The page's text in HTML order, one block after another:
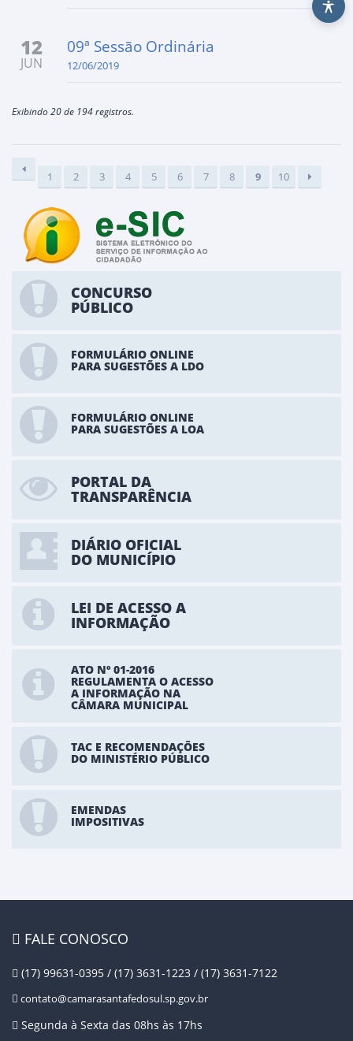
12
JUN
09ª Sessão Ordinária
12/06/2019
Exibindo 20 de 194 registros.
1 2 3 4 5 6 7 8 9 10
CONCURSO
PÚBLICO
FORMULÁRIO ONLINE
PARA SUGESTÕES A LDO
FORMULÁRIO ONLINE
PARA SUGESTÕES A LOA
PORTAL DA
TRANSPARÊNCIA
DIÁRIO OFICIAL
DO MUNICÍPIO
LEI DE ACESSO A
INFORMAÇÃO
ATO Nº 01-2016
REGULAMENTA O ACESSO
A INFORMAÇÃO NA
CÂMARA MUNICIPAL
TAC E RECOMENDAÇÕES
DO MINISTÉRIO PÚBLICO
EMENDAS
IMPOSITIVAS
FALE CONOSCO
(17) 99631-0395 / (17) 3631-1223 / (17) 3631-7122
contato@camarasantafedosul.sp.gov.br
Segunda à Sexta das 08hs às 17hs